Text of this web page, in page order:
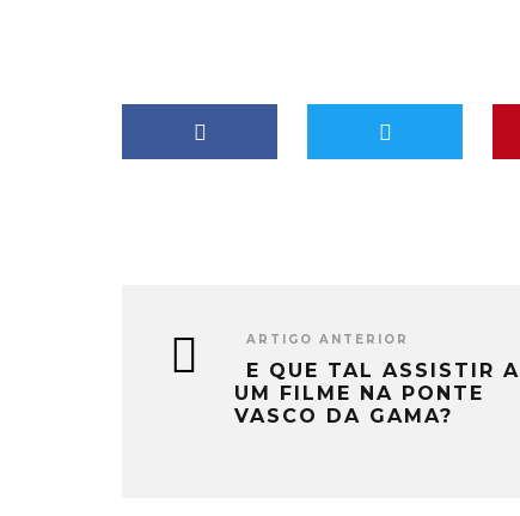
ARTIGO ANTERIOR
E QUE TAL ASSISTIR A
UM FILME NA PONTE
VASCO DA GAMA?